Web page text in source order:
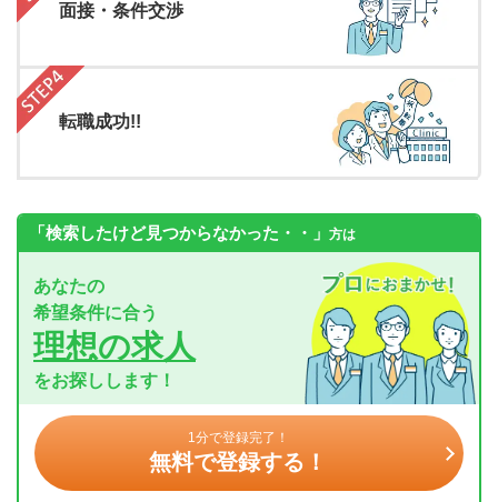
面接・条件交渉
転職成功!!
「検索したけど見つからなかった・・」 方は
あなたの
希望条件に合う
理想の求人
をお探しします！
1分で登録完了！
無料で登録する！